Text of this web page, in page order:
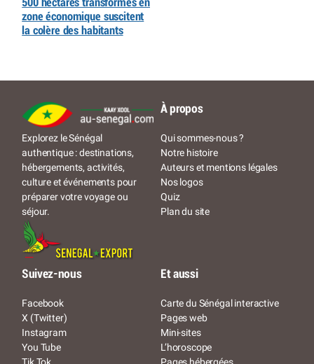
zone économique suscitent
la colère des habitants
Explorez le Sénégal
authentique : destinations,
hébergements, activités,
culture et événements pour
préparer votre voyage ou
séjour.
À propos
Qui sommes-nous ?
Notre histoire
Auteurs et mentions légales
Nos logos
Quiz
Plan du site
Suivez-nous
Facebook
X (Twitter)
Instagram
You Tube
Et aussi
Carte du Sénégal interactive
Pages web
Mini-sites
L’horoscope